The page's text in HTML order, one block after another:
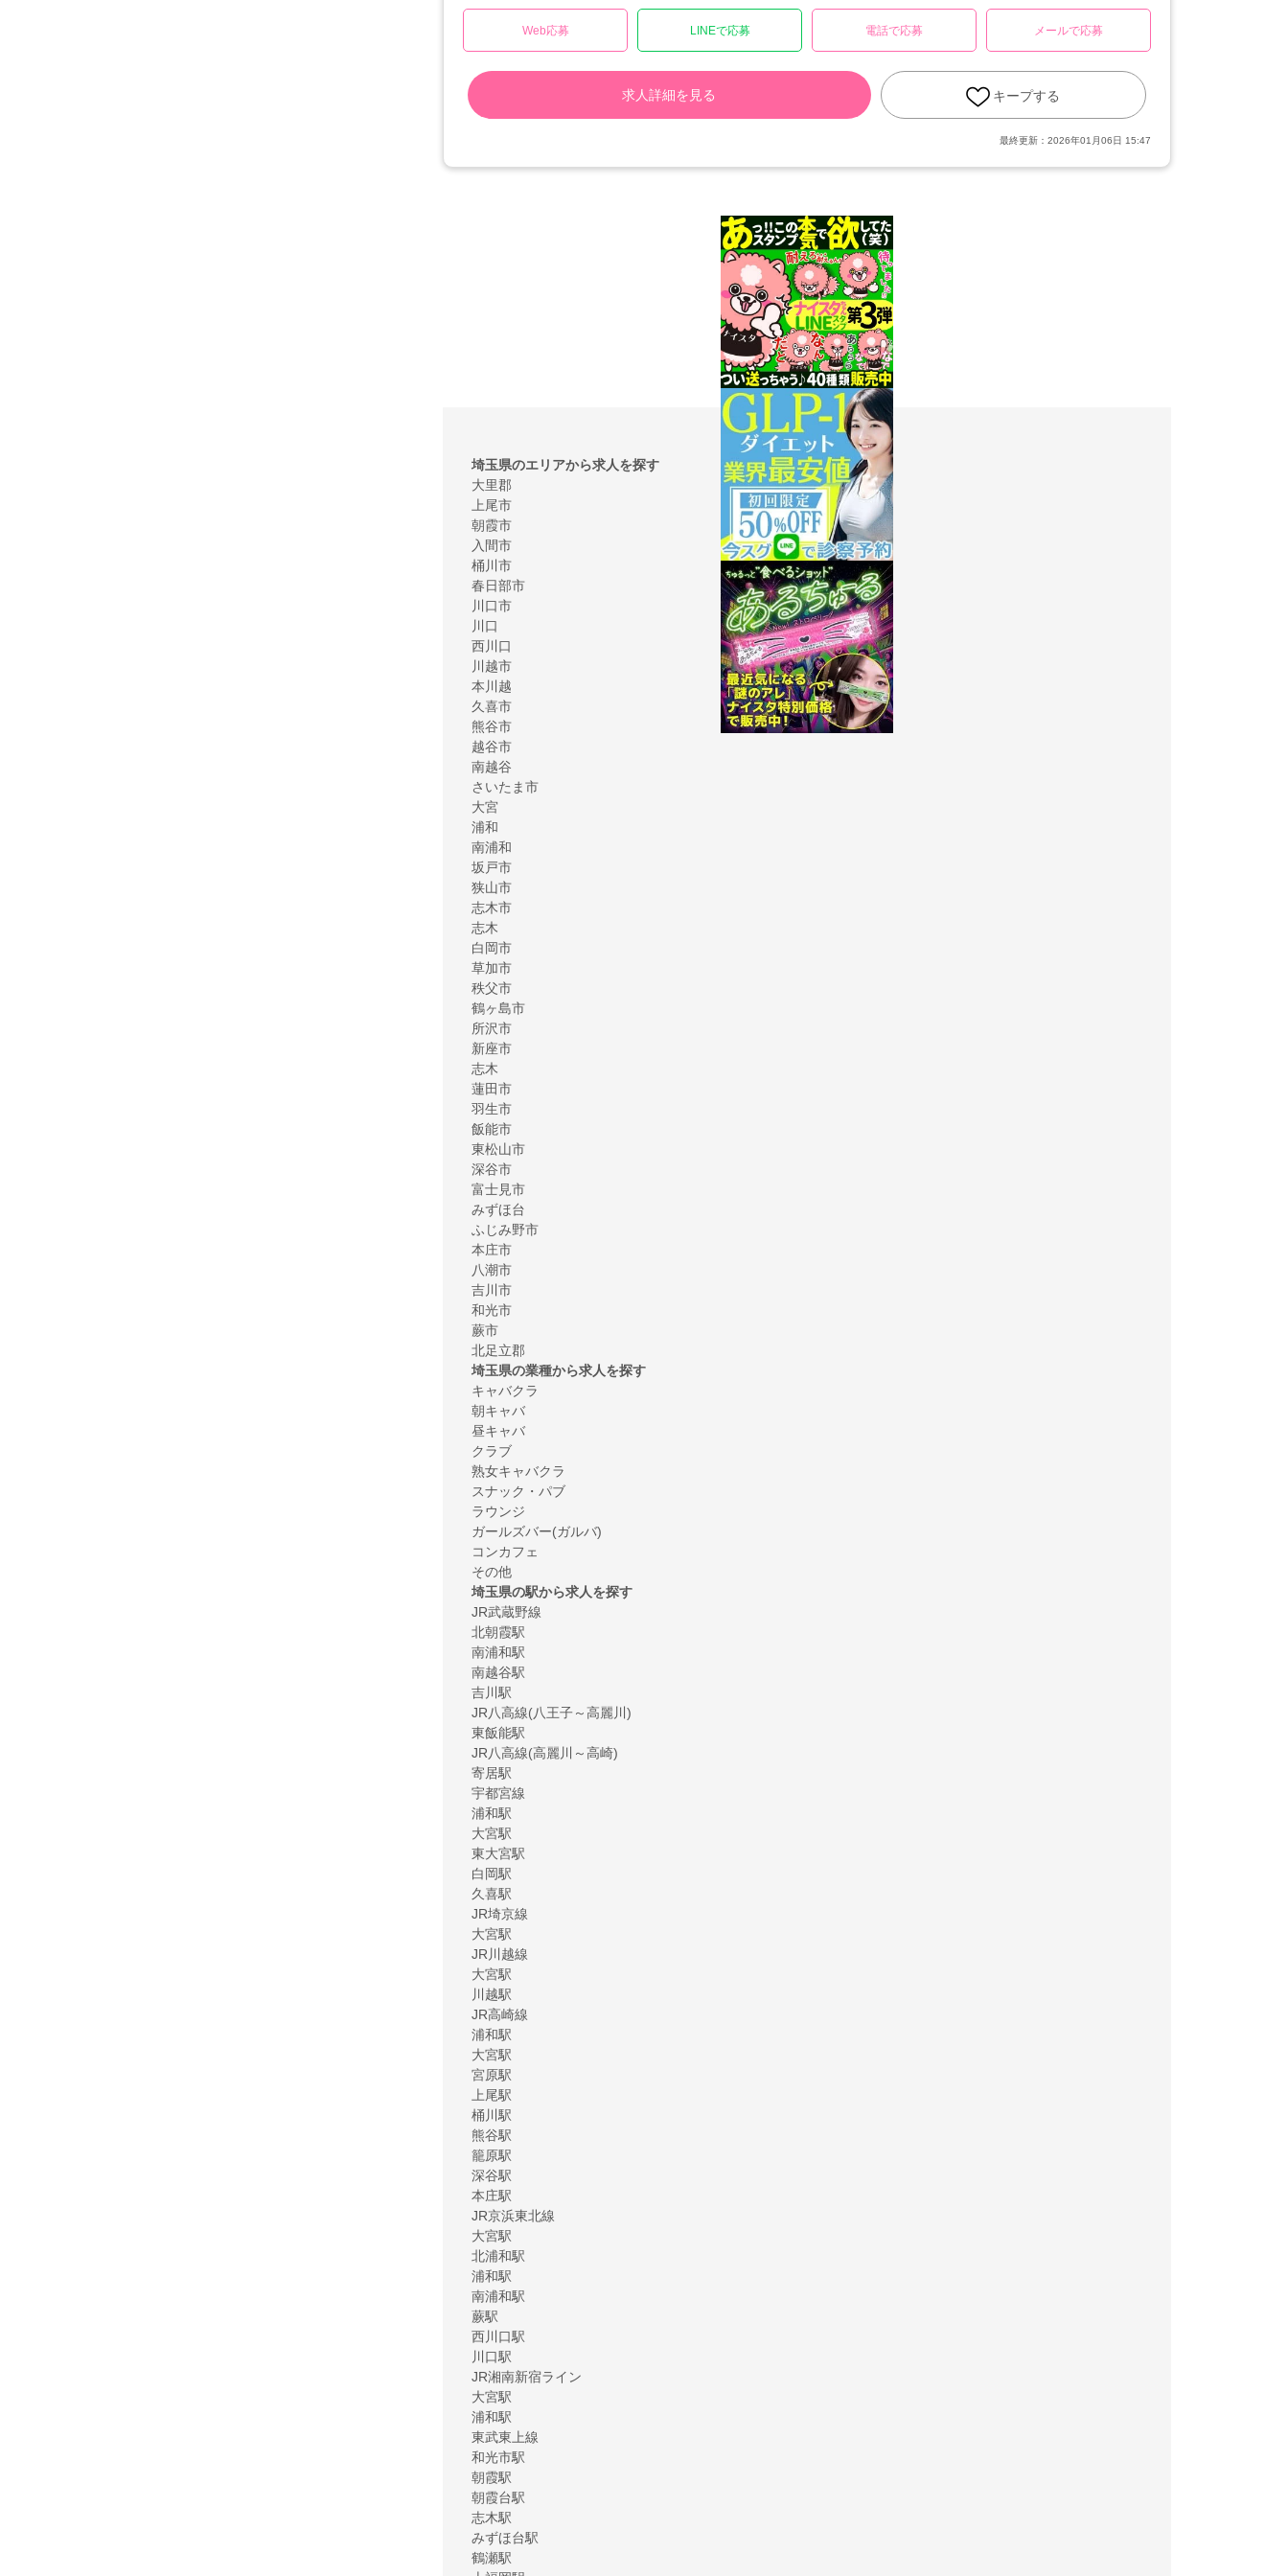
Web応募 LINEで応募 電話で応募 メールで応募
求人詳細を見る キープする
最終更新： 2026年01月06日 15:47
埼玉県のエリアから求人を探す
大里郡
上尾市
朝霞市
入間市
桶川市
春日部市
川口市
川口
西川口
川越市
本川越
久喜市
熊谷市
越谷市
南越谷
さいたま市
大宮
浦和
南浦和
坂戸市
狭山市
志木市
志木
白岡市
草加市
秩父市
鶴ヶ島市
所沢市
新座市
志木
蓮田市
羽生市
飯能市
東松山市
深谷市
富士見市
みずほ台
ふじみ野市
本庄市
八潮市
吉川市
和光市
蕨市
北足立郡
埼玉県の業種から求人を探す
キャバクラ
朝キャバ
昼キャバ
クラブ
熟女キャバクラ
スナック・パブ
ラウンジ
ガールズバー(ガルバ)
コンカフェ
その他
埼玉県の駅から求人を探す
JR武蔵野線
北朝霞駅
南浦和駅
南越谷駅
吉川駅
JR八高線(八王子～高麗川)
東飯能駅
JR八高線(高麗川～高崎)
寄居駅
宇都宮線
浦和駅
大宮駅
東大宮駅
白岡駅
久喜駅
JR埼京線
大宮駅
JR川越線
大宮駅
川越駅
JR高崎線
浦和駅
大宮駅
宮原駅
上尾駅
桶川駅
熊谷駅
籠原駅
深谷駅
本庄駅
JR京浜東北線
大宮駅
北浦和駅
浦和駅
南浦和駅
蕨駅
西川口駅
川口駅
JR湘南新宿ライン
大宮駅
浦和駅
東武東上線
和光市駅
朝霞駅
朝霞台駅
志木駅
みずほ台駅
鶴瀬駅